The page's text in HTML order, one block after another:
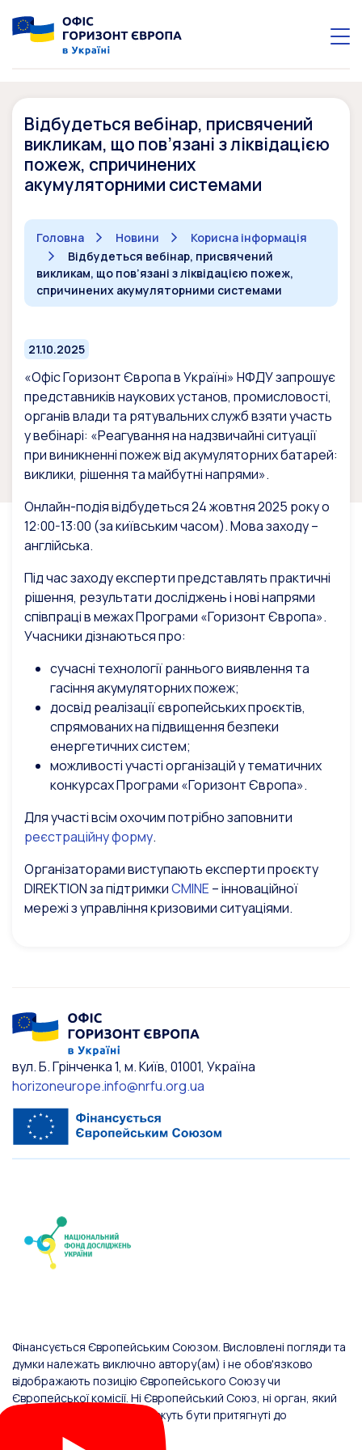
Відбудеться вебінар, присвячений
викликам, що пов’язані з ліквідацією
пожеж, спричинених
акумуляторними системами
Головна Новини
Корисна інформація
Відбудеться вебінар, присвячений
викликам, що пов’язані з ліквідацією пожеж,
спричинених акумуляторними системами
21.10.2025
«Офіс Горизонт Європа в Україні» НФДУ запрошує
представників наукових установ, промисловості,
органів влади та рятувальних служб взяти участь
у вебінарі: «Реагування на надзвичайні ситуації
при виникненні пожеж від акумуляторних батарей:
виклики, рішення та майбутні напрями».
Онлайн-подія відбудеться 24 жовтня 2025 року о
12:00-13:00 (за київським часом). Мова заходу –
англійська.
Під час заходу експерти представлять практичні
рішення, результати досліджень і нові напрями
співпраці в межах Програми «Горизонт Європа».
Учасники дізнаються про:
сучасні технології раннього виявлення та
гасіння акумуляторних пожеж;
досвід реалізації європейських проєктів,
спрямованих на підвищення безпеки
енергетичних систем;
можливості участі організацій у тематичних
конкурсах Програми «Горизонт Європа».
Для участі всім охочим потрібно заповнити
реєстраційну форму.
Організаторами виступають експерти проєкту
DIREKTION за підтримкиCMINE – інноваційної
мережі з управління кризовими ситуаціями.
вул. Б. Грінченка 1, м. Київ, 01001, Україна
horizoneurope.info@nrfu.org.ua
Фінансується Європейським Союзом. Висловлені погляди та
думки належать виключно автору(ам) і не обов'язково
відображають позицію Європейського Союзу чи
Європейської комісії. Ні Європейський Союз, ні орган, який
надав фінансування, не можуть бути притягнуті до